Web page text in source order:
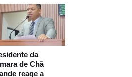
da
de Chã
reage a